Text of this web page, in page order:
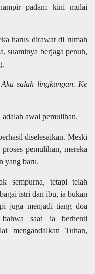
padam kini mulai
harus dirawat di rumah
suaminya berjaga penuh,
salah lingkungan. Ke
awal pemulihan.
diselesaikan. Meski
pemulihan, mereka
yang baru.
sempurna, tetapi telah
istri dan ibu, ia bukan
juga menjadi tiang doa
saat ia berhenti
mengandalkan Tuhan,